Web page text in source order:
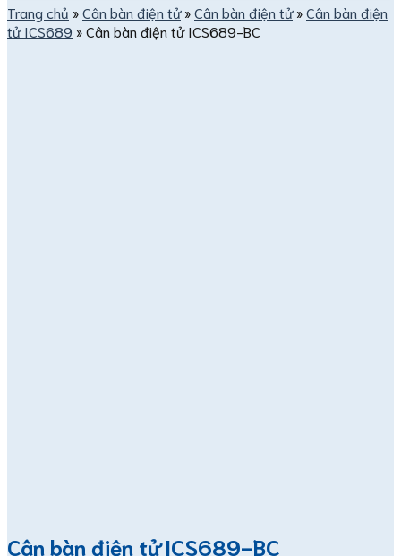
Trang chủ »Cân bàn điện tử»Cân bàn điện tử»Cân bàn điện
tử ICS689 »Cân bàn điện tử ICS689-BC
Cân bàn điện tử ICS689-BC